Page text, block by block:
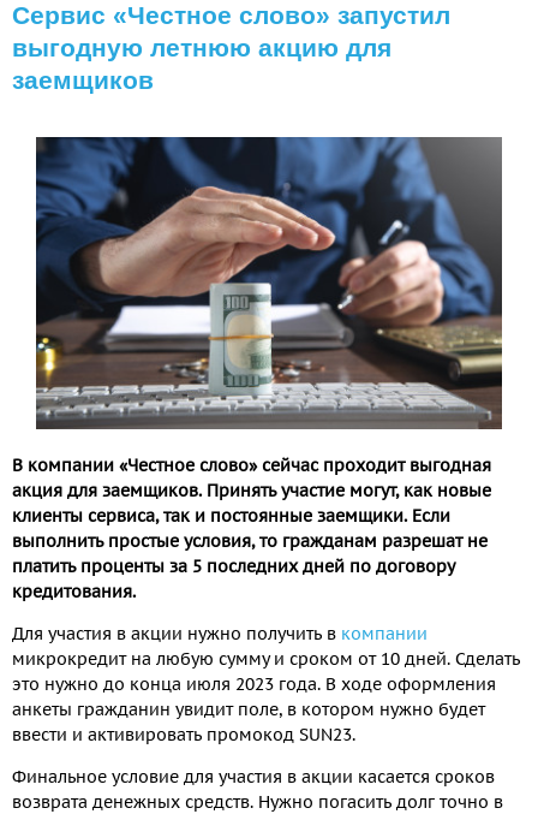
Сервис «Честное слово» запустил
выгодную летнюю акцию для
заемщиков
В компании «Честное слово» сейчас проходит выгодная
акция для заемщиков. Принять участие могут, как новые
клиенты сервиса, так и постоянные заемщики. Если
выполнить простые условия, то гражданам разрешат не
платить проценты за 5 последних дней по договору
кредитования.
Для участия в акции нужно получить в компании
микрокредит на любую сумму и сроком от 10 дней. Сделать
это нужно до конца июля 2023 года. В ходе оформления
анкеты гражданин увидит поле, в котором нужно будет
ввести и активировать промокод SUN23.
Финальное условие для участия в акции касается сроков
возврата денежных средств. Нужно погасить долг точно в